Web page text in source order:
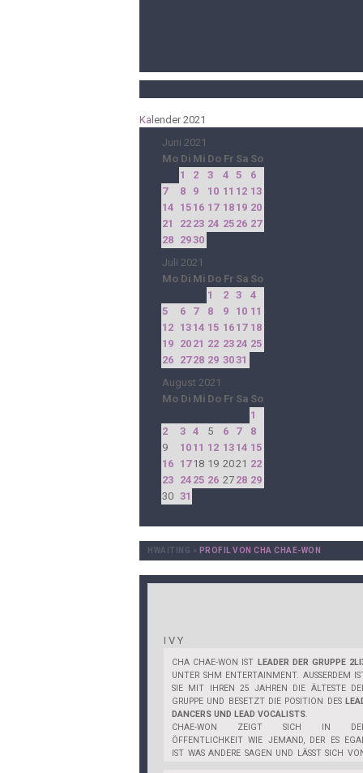
Ka lender 2021
Juni 2021
Mo Di Mi Do Fr Sa So
1
2 3 4 5
6
7
8 9 10 11 12 13
14 15 16 17 18 19 20
21
22 23 24 25 26 27
28 2930
Juli 2021
Mo Di Mi Do Fr Sa So
1
2 3
4
5
6 7 8 9 10 11
12 13 14 15 16 17 18
19 20 21 22 23 24 25
26 27 28 29 3031
August 2021
Mo Di Mi Do Fr Sa So
1
2
3 4 5 6 7
8
9
10 11 12 13 14 15
16 17 18 19 2021 22
23 24 25 26 27 28 29
30 31
HWAITING » PROFIL VON CHA CHAE-WON
I V Y
CHA CHAE-WON IST LEADER DER GRUPPE
UNTER SHM ENTERTAINMENT. AUSSERDEM
SIE MIT IHREN 25 JAHREN DIE ÄLTESTE
GRUPPE UND BESETZT DIE POSITION DES
DANCERS UND LEAD VOCALISTS.
CHAE-WON ZEIGT SICH IN
ÖFFENTLICHKEIT WIE JEMAND, DER ES
IST WAS ANDERE SAGEN UND LÄSST SICH